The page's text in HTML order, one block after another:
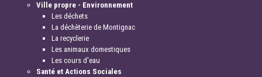
Ville propre - Environnement
Les déchets
La déchèterie de Montignac
La recyclerie
Les animaux domestiques
Les cours d'eau
Santé et Actions Sociales